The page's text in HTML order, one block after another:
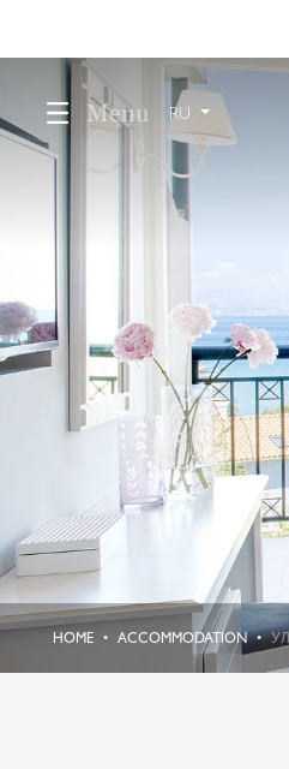
Menu RU
HOME ACCOMMODATION